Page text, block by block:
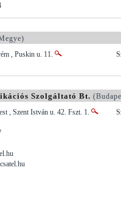
, Puskin u. 11.
Szolgáltató Bt.
, Szent István u. 42. Fszt. 1.